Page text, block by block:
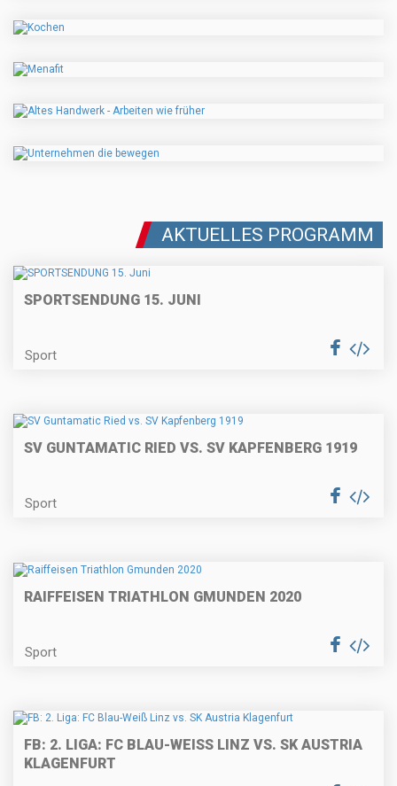
AKTUELLES PROGRAMM
SPORTSENDUNG 15. JUNI
Sport
SV GUNTAMATIC RIED VS. SV KAPFENBERG 1919
Sport
RAIFFEISEN TRIATHLON GMUNDEN 2020
Sport
FB: 2. LIGA: FC BLAU-WEISS LINZ VS. SK AUSTRIA K
LAGENFURT